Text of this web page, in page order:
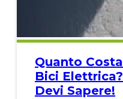
Quanto
Bici
Devi Sapere!